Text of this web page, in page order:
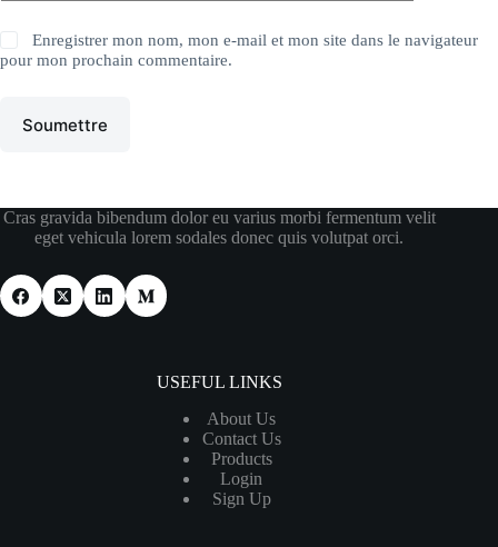
Enregistrer mon nom, mon e-mail et mon site dans le navigateur
pour mon prochain commentaire.
Soumettre
Cras gravida bibendum dolor eu varius morbi fermentum velit
eget vehicula lorem sodales donec quis volutpat orci.
USEFUL LINKS
About Us
Contact Us
Products
Login
Sign Up